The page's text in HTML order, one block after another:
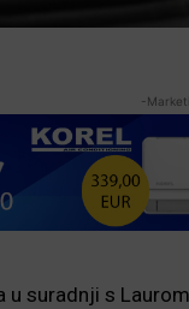
-
u suradnji s